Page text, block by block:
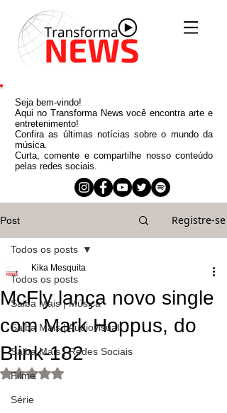
Seja bem-vindo!
Aqui no Transforma News você encontra arte e
entretenimento!
Confira as últimas notícias sobre o mundo da
música.
Curta, comente e compartilhe nosso conteúdo
pelas redes sociais.
Post Registre-se
Todos os posts
Saiba Mais | Música
Saiba Mais | Audiovisual
Saiba Mais | Redes Sociais
Filme
Série
Todos os posts
McFly lança novo single
com Mark Hoppus, do
Blink-182
Kika Mesquita
Avaliado com NaN de 5 estrelas.